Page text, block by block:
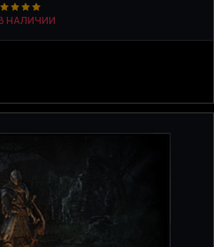
НАЛИЧИИ